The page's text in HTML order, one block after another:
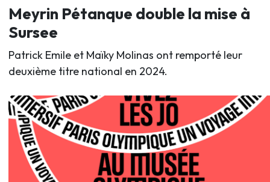
Meyrin Pétanque double la mise à
Sursee
Patrick Emile et Maïky Molinas ont remporté leur
deuxième titre national en 2024.